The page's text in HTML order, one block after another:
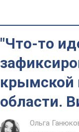
"Что-то
крымской
области.
Ольга